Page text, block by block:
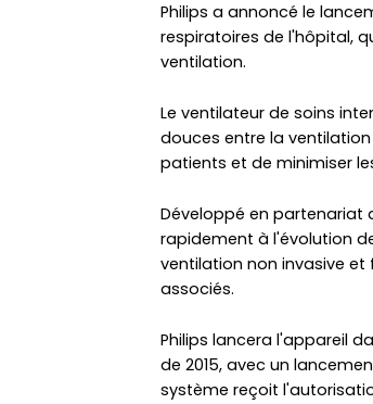
Philips a annoncé le
respiratoires de l'hôpital,
ventilation.
Le ventilateur de soins
douces entre la
patients et de minimiser
Développé en partenariat
rapidement à l'évolution
ventilation non invasive
associés.
Philips lancera l'appareil
de 2015, avec un
système reçoit